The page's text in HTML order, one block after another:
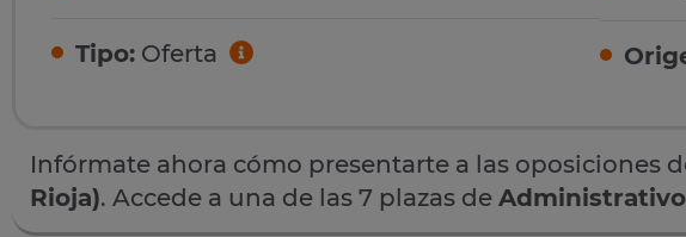
Tipo: Oferta
Infórmate ahora cómo presentarte a las oposiciones
Rioja). Accede a una de las 7 plazas de Administrativo